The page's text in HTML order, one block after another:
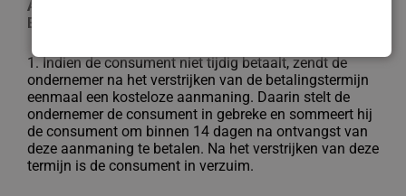
ARTIKEL 13 – NIET-TIJDIGE BETALING EN
EIGENDOMSVOORBEHOUD
1. Indien de consument niet tijdig betaalt, zendt de
ondernemer na het verstrijken van de betalingstermijn
eenmaal een kosteloze aanmaning. Daarin stelt de
ondernemer de consument in gebreke en sommeert hij
de consument om binnen 14 dagen na ontvangst van
deze aanmaning te betalen. Na het verstrijken van deze
termijn is de consument in verzuim.